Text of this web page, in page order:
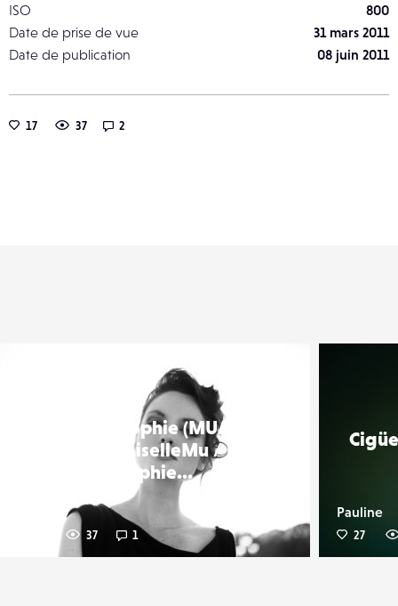
ISO
800
Date de prise de vue
31 mars 2011
Date de publication
08 juin 2011
17 37 2
Anne Sophie (MUA :
MademoiselleMu / H :
Sophie...
37 1
Pauline
27